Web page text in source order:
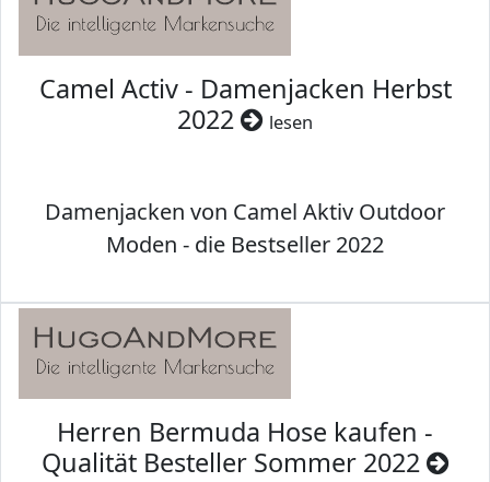
Camel Activ - Damenjacken Herbst
2022
lesen
Damenjacken von Camel Aktiv Outdoor
Moden - die Bestseller 2022
Herren Bermuda Hose kaufen -
Qualität Besteller Sommer 2022